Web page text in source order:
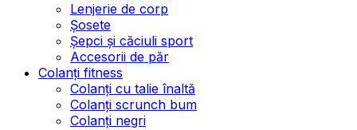
Lenjerie de corp
Șosete
Șepci și căciuli sport
Accesorii de păr
Colanți fitness
Colanți cu talie înaltă
Colanți scrunch bum
Colanți negri